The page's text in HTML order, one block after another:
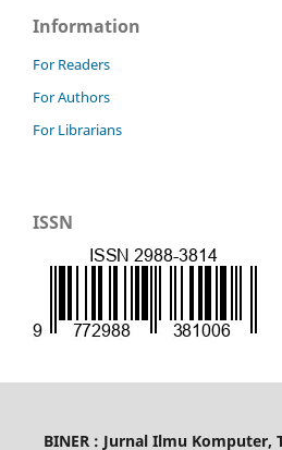
Information
For Readers
For Authors
For Librarians
ISSN
BINER : Jurnal Ilmu Komputer,